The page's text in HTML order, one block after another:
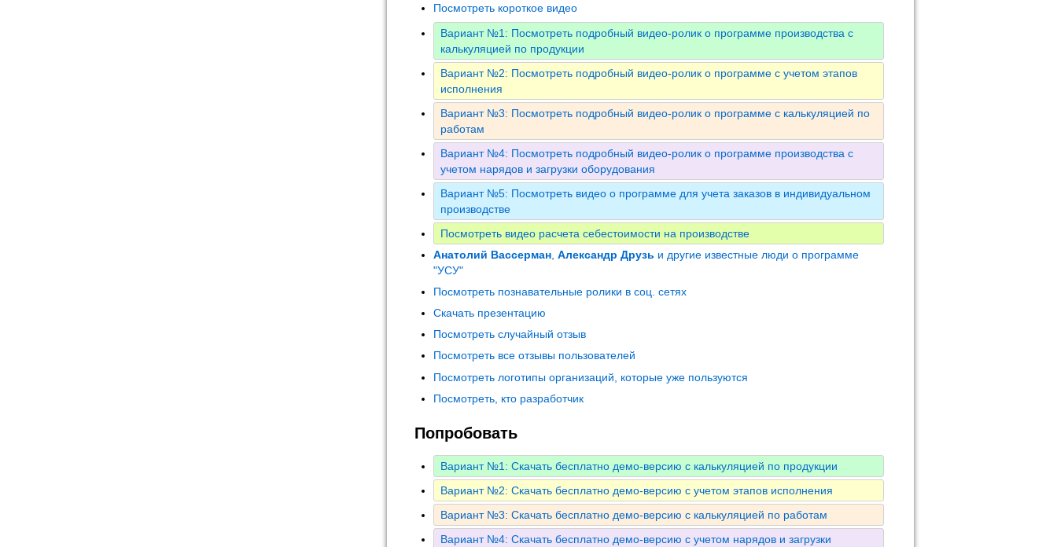
Посмотреть короткое видео
Вариант №1: Посмотреть подробный видео-ролик о программе производства с
калькуляцией по продукции
Вариант №2: Посмотреть подробный видео-ролик о программе с учетом этапов
исполнения
Вариант №3: Посмотреть подробный видео-ролик о программе с калькуляцией по
работам
Вариант №4: Посмотреть подробный видео-ролик о программе производства с
учетом нарядов и загрузки оборудования
Вариант №5: Посмотреть видео о программе для учета заказов в индивидуальном
производстве
Посмотреть видео расчета себестоимости на производстве
Анатолий Вассерман Александр Друзь и другие известные люди о программе
"УСУ"
Посмотреть познавательные ролики в соц. сетях
Скачать презентацию
Посмотреть случайный отзыв
Посмотреть все отзывы пользователей
Посмотреть логотипы организаций, которые уже пользуются
Посмотреть, кто разработчик
Попробовать
Вариант №1: Скачать бесплатно демо-версию с калькуляцией по продукции
Вариант №2: Скачать бесплатно демо-версию с учетом этапов исполнения
Вариант №3: Скачать бесплатно демо-версию с калькуляцией по работам
Вариант №4: Скачать бесплатно демо-версию с учетом нарядов и загрузки